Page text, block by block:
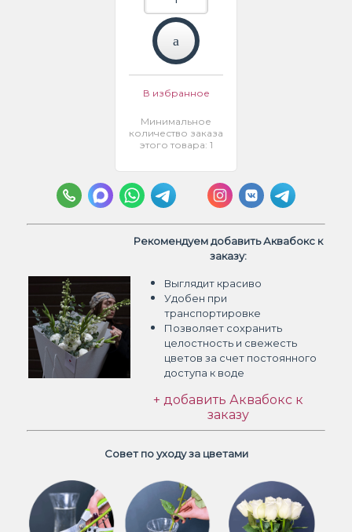
В избранное
Минимальное
количество заказа
этого товара: 1
Рекомендуем добавить Аквабокс к
заказу:
Выглядит красиво
Удобен при
транспортировке
Позволяет сохранить
целостность и свежесть
цветов за счет постоянного
доступа к воде
+ добавить Аквабокс к
заказу
Совет по уходу за цветами